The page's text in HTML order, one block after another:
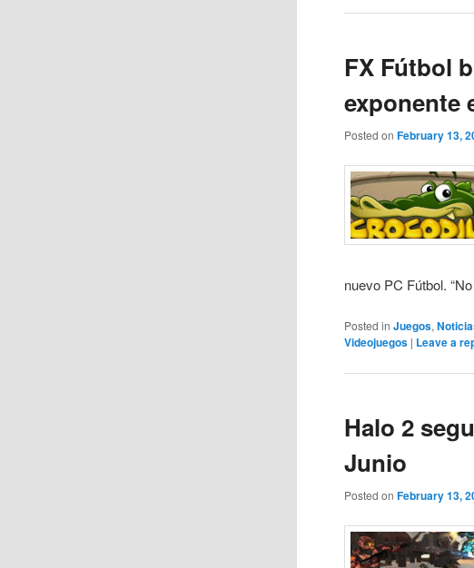
FX Fútbol
exponente
Posted onFebruary 13,
nuevo PC Fútbol.
Posted in Juegos,
Videojuegos | Leave a
Halo 2
Junio
Posted onFebruary 13,